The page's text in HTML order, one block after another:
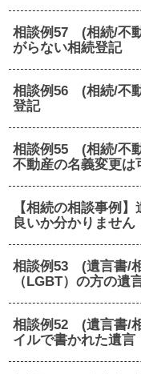
相談例57 (相続/不
がらない相続登記
相談例56 (相続/不
登記
相談例55 (相続/不
不動産の名義変更は
【相続の相談事例
良いか分かりません
相談例53 (遺言書/
（LGBT）の方の遺
相談例52 (遺言書/
イルで書かれた遺言